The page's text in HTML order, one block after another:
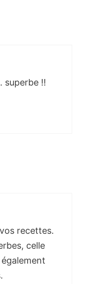
superbe !!
recettes.
celle